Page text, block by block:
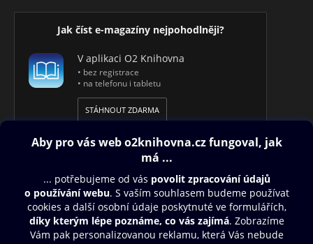
Jak číst e-magazíny nejpohodlněji?
V aplikaci O2 Knihovna
• bez registrace
• na telefonu i tabletu
STÁHNOUT ZDARMA
Obsah ke stažení
Moje O2 Knihovna